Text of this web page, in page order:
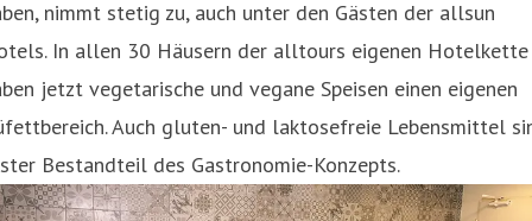
nimmt stetig zu, auch unter den Gästen der allsun
In allen 30 Häusern der alltours eigenen Hotelkette
jetzt vegetarische und vegane Speisen einen eigenen
Auch gluten- und laktosefreie Lebensmittel
Bestandteil des Gastronomie-Konzepts.